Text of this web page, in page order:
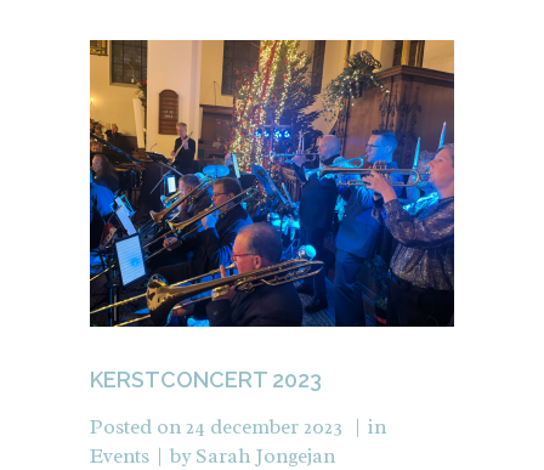
KERSTCONCERT 2023
Posted on 24 december 2023
in
Events
bySarah Jongejan